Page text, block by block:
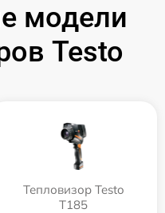
модели
Testo
Тепловизор Testo
T185